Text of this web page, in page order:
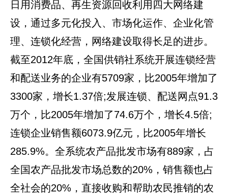
日用消费品、再生资源回收利用四大网络建
设，通过多元化投入、市场化运作、企业化管
理、连锁化经营，网络建设取得长足的进步。
截至2012年底，全国供销社系统开展连锁经营
和配送业务的企业有5709家，比2005年增加了
3300家，增长1.37倍;发展连锁、配送网点91.3
万个，比2005年增加了74.6万个，增长4.5倍;
连锁企业销售额6073.9亿元，比2005年增长
285.9%。全系统农产品批发市场有889家，占
全国农产品批发市场总数的20%，销售额也占
全社会的20%，直接收购和帮助农民推销的农